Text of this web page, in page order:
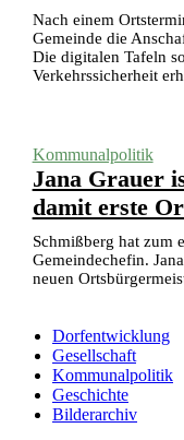
Nach einem
Gemeinde die
Die digitalen Tafeln
Verkehrssicherheit
Kommunalpolitik
Jana Grauer
damit erste
Schmißberg hat zum
Gemeindechefin.
neuen
Dorfentwicklung
Gesellschaft
Kommunalpolitik
Geschichte
Bilderarchiv